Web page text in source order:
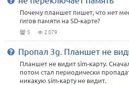
Почему планшет пишет, что нет
гигов памяти на SD-карте?
5 2 079
Пропал 3g. Планшет не
Планшет не видит sim-карту.
потом стал периодически
никакую sim-карту не видит.